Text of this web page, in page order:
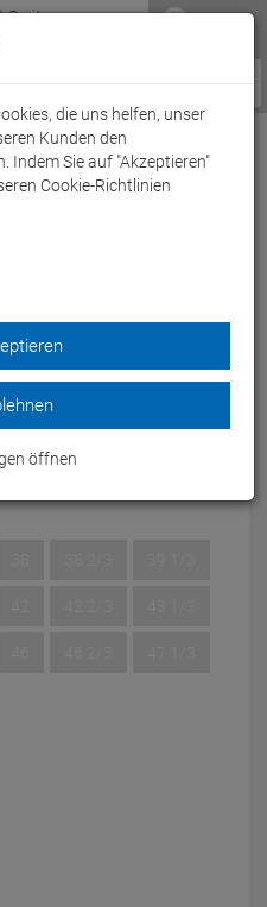
Service / Hilfe
Schuh - 36
Verhältnis.
die uns helfen, unser
Kunden den
Indem Sie auf "Akzeptieren"
Cookie-Richtlinien
öffnen